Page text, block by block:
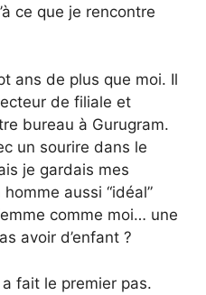
ce que je rencontre
ans de plus que moi. Il
de filiale et
bureau à Gurugram.
un sourire dans le
je gardais mes
aussi “idéal”
comme moi… une
avoir d’enfant ?
fait le premier pas.